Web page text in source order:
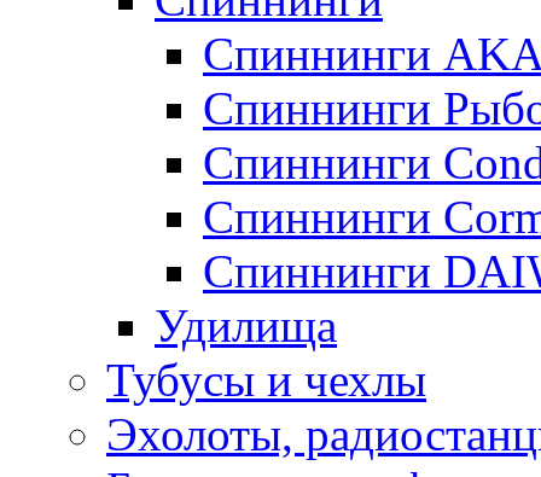
Спиннинги
Спиннинги
Спиннинги
Спиннинги
Спиннинги
Удилища
Тубусы и чехлы
Эхолоты,